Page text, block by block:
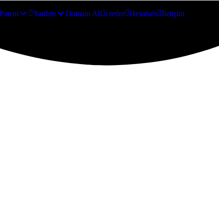
Yardım Domain AlÜcretler Hesabım İletişim